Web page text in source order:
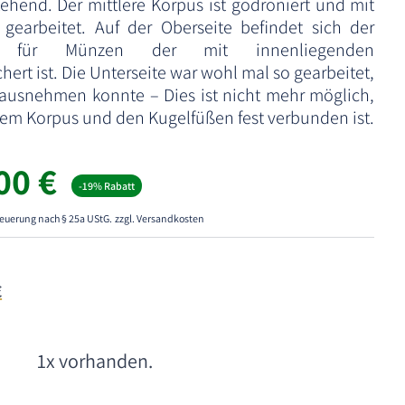
Der mittlere Korpus ist godroniert und mit
gearbeitet. Auf der Oberseite befindet sich der
für Münzen der mit innenliegenden
ist. Die Unterseite war wohl mal so gearbeitet,
konnte – Dies ist nicht mehr möglich,
Korpus und den Kugelfüßen fest verbunden ist.
€
€Aktueller
Preis
ist:
120,00 €.
-19% Rabatt
nach § 25a UStG. zzgl. Versandkosten
1x vorhanden.